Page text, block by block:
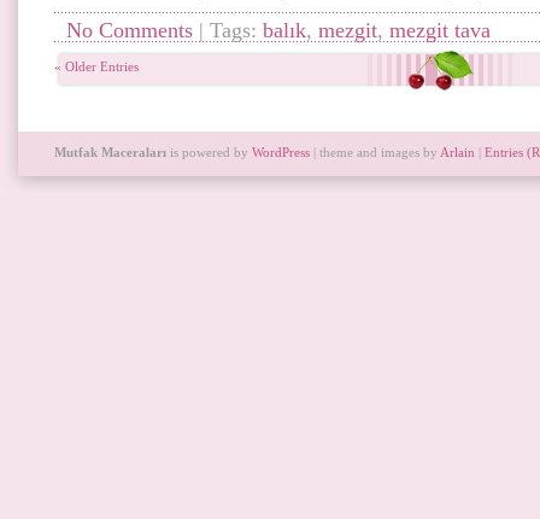
No Comments | Tags: balık, mezgit, mezgit tava
« Older Entries
Mutfak Maceraları is powered by WordPress | theme and images by Arlain | Entries